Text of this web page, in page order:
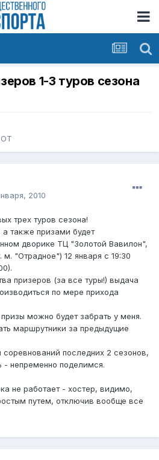
1-3 туров сезона
2010
трех туров сезона!
также призами будет
дворике ТЦ "Золотой Вавилон",
м. "Отрадное") 12 января с 19:30
призеров (за все туры!) выдача
по мере прихода
можно будет забрать у меня.
маршрутники за предыдущие
последних 2 сезонов,
- непременно поделимся.
не работает - хостер, видимо,
путем, отключив вообще все